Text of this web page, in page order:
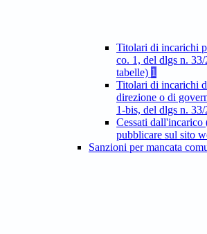
Titolari di incarichi
co. 1, del dlgs n.
tabelle) 1
Titolari di incarichi
direzione o di
1-bis, del dlgs n.
Cessati dall'incarico
pubblicare sul sito
Sanzioni per mancata